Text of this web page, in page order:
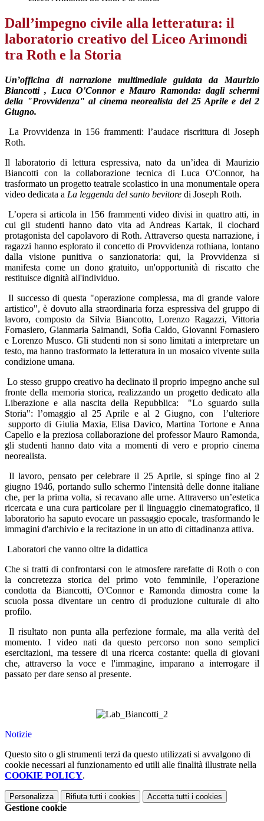
Dall’impegno civile alla letteratura: il
laboratorio creativo del Liceo Arimondi
tra Roth e la Storia
Un’officina di narrazione multimediale guidata da Maurizio
Biancotti , Luca O'Connore Mauro Ramonda: dagli schermi
della "Provvidenza" al cinema neorealista del 25 Aprile e del 2
Giugno.
La Provvidenza in 156 frammenti: l’audace riscrittura di Joseph
Roth.
Il laboratorio di lettura espressiva, nato da un’idea di Maurizio
Biancotti con la collaborazione tecnica di Luca O'Connor, ha
trasformato un progetto teatrale scolastico in una monumentale opera
video dedicata a La leggenda del santo bevitore di Joseph Roth.
L’opera si articola in 156 frammenti video divisi in quattro atti, in
cui gli studenti hanno dato vita ad Andreas Kartak, il clochard
protagonista del capolavoro di Roth. Attraverso questa narrazione, i
ragazzi hanno esplorato il concetto di Provvidenza rothiana, lontano
dalla visione punitiva o sanzionatoria: qui, la Provvidenza si
manifesta come un dono gratuito, un'opportunità di riscatto che
restituisce dignità all'individuo.
Il successo di questa "operazione complessa, ma di grande valore
artistico", è dovuto alla straordinaria forza espressiva del gruppo di
lavoro, composto da Silvia Biancotto, Lorenzo Ragazzi, Vittoria
Fornasiero, Gianmaria Saimandi, Sofia Caldo, Giovanni Fornasiero
e Lorenzo Musco. Gli studenti non si sono limitati a interpretare un
testo, ma hanno trasformato la letteratura in un mosaico vivente sulla
condizione umana.
Lo stesso gruppo creativo ha declinato il proprio impegno anche sul
fronte della memoria storica, realizzando un progetto dedicato alla
Liberazione e alla nascita della Repubblica:
"Lo sguardo sulla
Storia": l’omaggio al 25 Aprile e al 2 Giugno, con
l’ulteriore
supporto di Giulia Maxia, Elisa Davico, Martina Tortone e Anna
Capello e la preziosa collaborazione del professor Mauro Ramonda,
gli studenti hanno dato vita a momenti di vero e proprio cinema
neorealista.
Il lavoro, pensato per celebrare il 25 Aprile, si spinge fino al 2
giugno 1946, portando sullo schermo l'intensità delle donne italiane
che, per la prima volta, si recavano alle urne. Attraverso un’estetica
ricercata e una cura particolare per il linguaggio cinematografico, il
laboratorio ha saputo evocare un passaggio epocale, trasformando le
immagini d'archivio e la recitazione in un atto di cittadinanza attiva.
Laboratori che vanno oltre la didattica
Che si tratti di confrontarsi con le atmosfere rarefatte di Roth o con
la concretezza storica del primo voto femminile, l’operazione
condotta da Biancotti, O'Connor e Ramonda dimostra come la
scuola possa diventare un centro di produzione culturale di alto
profilo.
Il risultato non punta alla perfezione formale, ma alla verità del
momento. I video nati da questo percorso non sono semplici
esercitazioni, ma tessere di una ricerca costante: quella di giovani
che, attraverso la voce e l'immagine, imparano a interrogare il
passato per dare senso al presente.
Notizie
Questo sito o gli strumenti terzi da questo utilizzati si avvalgono di
cookie necessari al funzionamento ed utili alle finalità illustrate nella
COOKIE POLICY.
Personalizza Rifiuta tutti i cookies Accetta tutti i cookies
Gestione cookie